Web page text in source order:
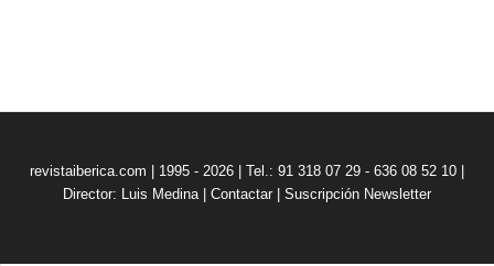
revistaiberica.com | 1995 - 2026 | Tel.: 91 318 07 29 - 636 08 52 10 |
Director: Luis Medina | Contactar | Suscripción Newsletter